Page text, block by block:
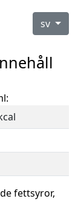
sv
fettsyror,